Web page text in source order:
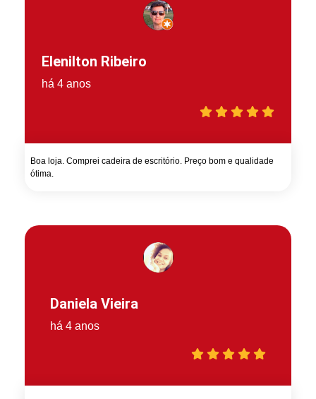
Elenilton Ribeiro
há 4 anos
Boa loja. Comprei cadeira de escritório. Preço bom e qualidade
ótima.
Daniela Vieira
há 4 anos